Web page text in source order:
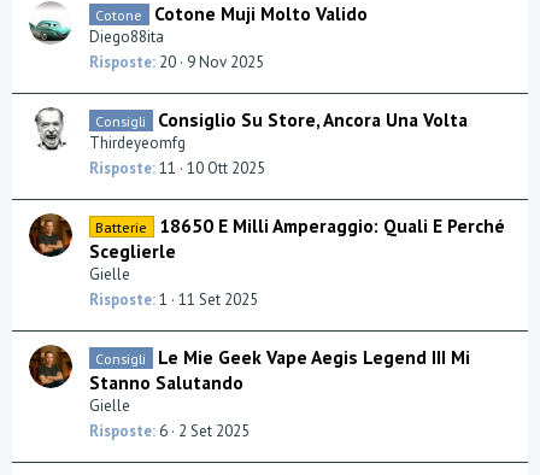
Cotone Cotone Muji Molto Valido
Diego88ita
Risposte 20 9 Nov 2025
Consigli Consiglio Su Store, Ancora Una Volta
Thirdeyeomfg
Risposte 11 10 Ott 2025
Batterie
18650 E Milli Amperaggio: Quali E Perché
Sceglierle
Gielle
Risposte 1 11 Set 2025
Consigli
Le Mie Geek Vape Aegis Legend III Mi
Stanno Salutando
Gielle
Risposte 6 2 Set 2025